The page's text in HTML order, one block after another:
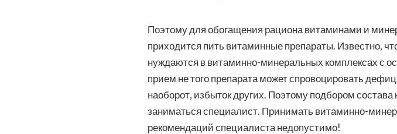
Поэтому для обогащения рациона витаминами и
приходится пить витаминные препараты. Известно,
нуждаются в витаминно-минеральных комплексах с
прием не того препарата может спровоцировать
наоборот, избыток других. Поэтому подбором
заниматься специалист. Принимать витаминно-
рекомендаций специалиста недопустимо!